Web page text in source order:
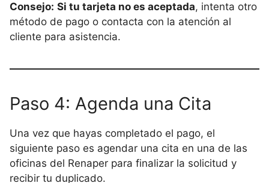
Consejo: Si tu tarjeta no es aceptada, intenta otro
método de pago o contacta con la atención al
cliente para asistencia.
Paso 4: Agenda una Cita
Una vez que hayas completado el pago, el
siguiente paso es agendar una cita en una de las
oficinas del Renaper para finalizar la solicitud y
recibir tu duplicado.